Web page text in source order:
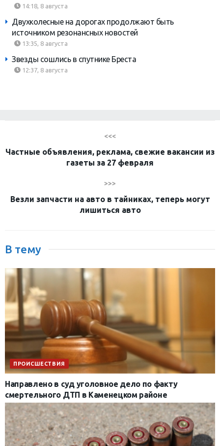
14:18, 8 августа
Двухколесные на дорогах продолжают быть
источником резонансных новостей
13:35, 8 августа
Звезды сошлись в спутнике Бреста
12:37, 8 августа
<<<
Частные объявления, реклама, свежие вакансии из
газеты за 27 февраля
>>>
Везли запчасти на авто в тайниках, теперь могут
лишиться авто
В тему
ПРОИСШЕСТВИЯ
Направлено в суд уголовное дело по факту
смертельного ДТП в Каменецком районе